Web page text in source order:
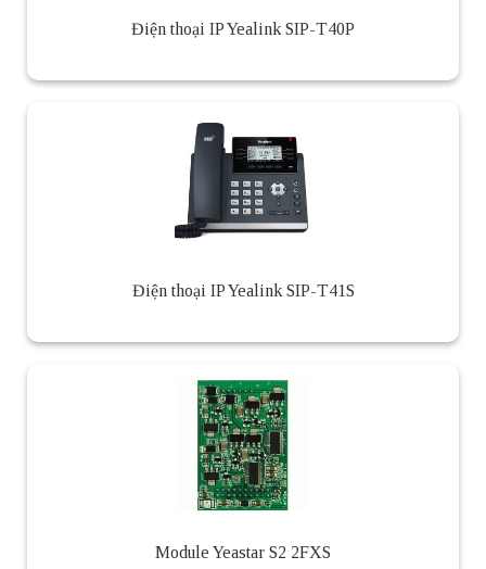
Điện thoại IP Yealink SIP-T40P
Điện thoại IP Yealink SIP-T41S
Module Yeastar S2 2FXS